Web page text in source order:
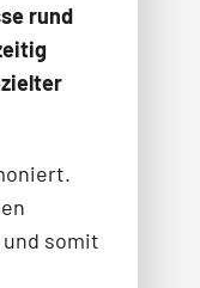
rund
somit